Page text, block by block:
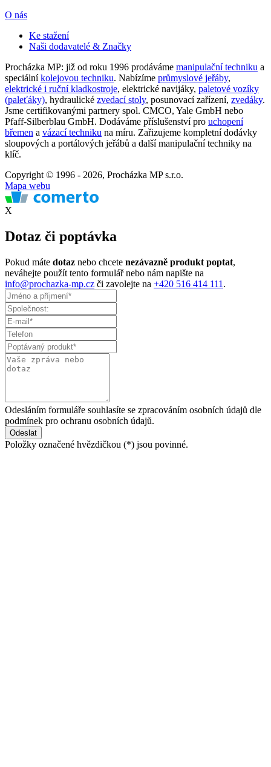
O nás
Ke stažení
Naši dodavatelé & Značky
Procházka MP: již od roku 1996 prodáváme manipulační techniku a
speciálníkolejovou techniku. Nabízíme průmyslové jeřáby,
elektrické i ruční kladkostroje, elektrické navijáky, paletové vozíky
(paleťáky), hydraulické zvedací stoly, posunovací zařízení, zvedáky.
Jsme certifikovanými partnery spol. CMCO, Yale GmbH nebo
Pfaff-Silberblau GmbH. Dodáváme příslušenství pro uchopení
břemen a vázací techniku na míru. Zařizujeme kompletní dodávky
sloupových a portálových jeřábů a další manipulační techniky na
klíč.
Copyright © 1996 - 2026, Procházka MP s.r.o.
Mapa webu
X
Dotaz či poptávka
Pokud máte dotaz nebo chcete nezávazně produkt poptat,
neváhejte použít tento formulář nebo nám napište na
info@prochazka-mp.cz či zavolejte na +420 516 414 111 .
Odesláním formuláře souhlasíte se zpracováním osobních údajů dle
podmínek pro ochranu osobních údajů.
Položky označené hvězdičkou (*) jsou povinné.